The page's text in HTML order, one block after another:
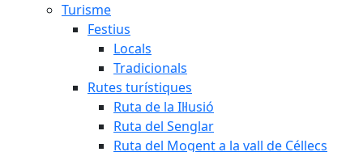
Turisme
Festius
Locals
Tradicionals
Rutes turístiques
Ruta de la Il·lusió
Ruta del Senglar
Ruta del Mogent a la vall de Céllecs